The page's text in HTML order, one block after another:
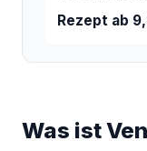
Rezept ab
Was ist